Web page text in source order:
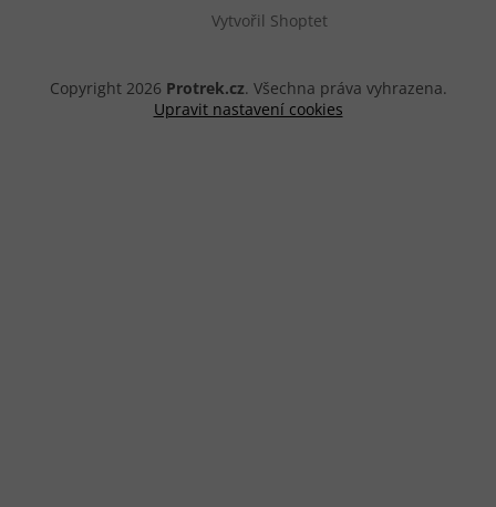
Vytvořil Shoptet
Copyright 2026 Protrek.cz. Všechna práva vyhrazena.
Upravit nastavení cookies